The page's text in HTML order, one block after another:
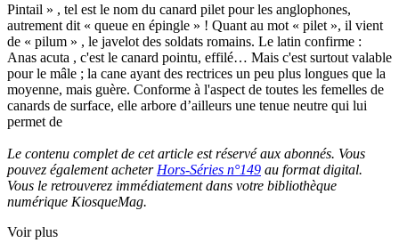
Pintail » , tel est le nom du canard pilet pour les anglophones,
autrement dit « queue en épingle » ! Quant au mot « pilet », il vient
de « pilum » , le javelot des soldats romains. Le latin confirme :
Anas acuta , c'est le canard pointu, effilé… Mais c'est surtout valable
pour le mâle ; la cane ayant des rectrices un peu plus longues que la
moyenne, mais guère. Conforme à l'aspect de toutes les femelles de
canards de surface, elle arbore d’ailleurs une tenue neutre qui lui
permet de
Le contenu complet de cet article est réservé aux abonnés. Vous
pouvez également acheter Hors-Séries n°149 au format digital.
Vous le retrouverez immédiatement dans votre bibliothèque
numérique KiosqueMag.
Voir plus